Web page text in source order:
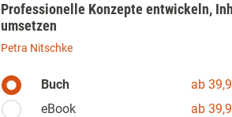
Professionelle Konzepte entwickeln,
umsetzen
Petra Nitschke
Buch
ab
eBook
ab